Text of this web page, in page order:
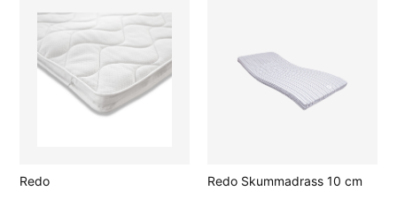
Redo Redo Skummadrass 10 cm